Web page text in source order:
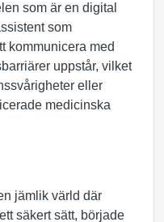
som är en digital
som
kommunicera med
uppstår, vilket
eller
medicinska
jämlik värld där
säkert sätt, började